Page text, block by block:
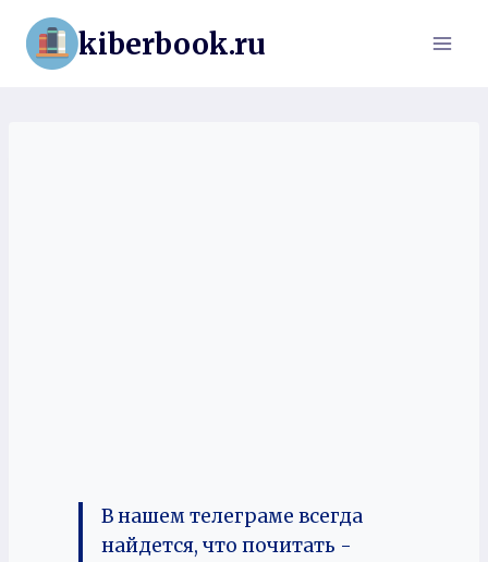
Перейти
содержимому
kiberbook.ru
В нашем телеграме всегда
найдется, что почитать -